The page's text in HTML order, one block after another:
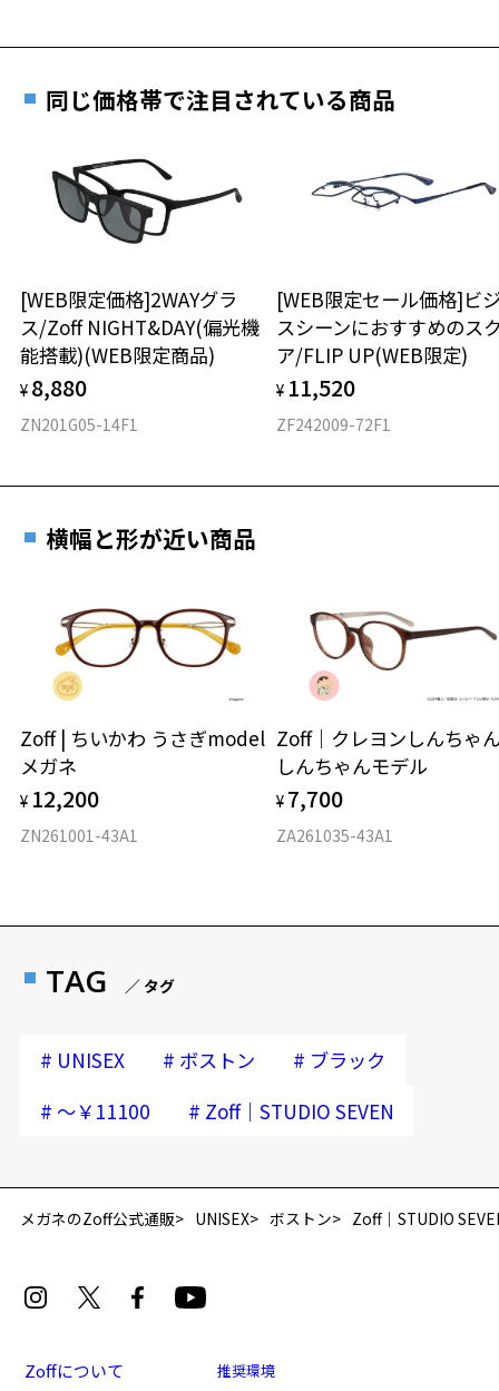
STUDIO SEVEN特設ページをみる
※メガネ：デモレンズを外した重さ
タイプ
材質
フロント素材：アセテート
お近くのZoff実店舗にて度数を測定いただけます（無料）。
その際は記入用紙をダウンロードしてお使いください。
同じ価格帯で注目されている商品
[WEB限定価格]2WAYグラ
ス/Zoff NIGHT&DAY(偏光機
能搭載)(WEB限定商品)
¥ 8,880
ZN201G05-14F1
[WEB限定セール価格]ビ
スシーンにおすすめのス
ア/FLIP UP(WEB限定)
¥ 11,520
ZF242009-72F1
横幅と形が近い商品
Zoff | ちいかわ うさぎmodel
メガネ
¥ 12,200
ZN261001-43A1
Zoff｜クレヨンしんち
しんちゃんモデル
¥ 7,700
ZA261035-43A1
TAG ／ タグ
# UNISEX # ボストン # ブラック
# ～￥11100 # Zoff｜STUDIO SEVEN
メガネのZoff公式通販 UNISEX ボストン Zoff｜STUDIO
Zoffについて
推奨環境